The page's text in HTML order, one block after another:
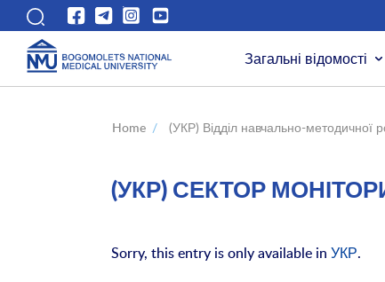
Загальні відомості
Home / (УКР) Відділ навчально-методичної
(УКР) СЕКТОР
Sorry, this entry is only available inУКР.